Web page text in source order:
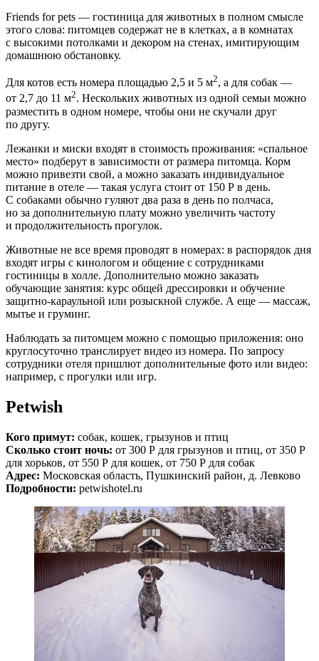
Friends for pets — гостиница для животных в полном смысле
этого слова: питомцев содержат не в клетках, а в комнатах
с высокими потолками и декором на стенах, имитирующим
домашнюю обстановку.
Для котов есть номера площадью 2,5 и 5 м2, а для собак —
от 2,7 до 11 м2. Нескольких животных из одной семьи можно
разместить в одном номере, чтобы они не скучали друг
по другу.
Лежанки и миски входят в стоимость проживания: «спальное
место» подберут в зависимости от размера питомца. Корм
можно привезти свой, а можно заказать индивидуальное
питание в отеле — такая услуга стоит от 150 Р в день.
С собаками обычно гуляют два раза в день по полчаса,
но за дополнительную плату можно увеличить частоту
и продолжительность прогулок.
Животные не все время проводят в номерах: в распорядок дня
входят игры с кинологом и общение с сотрудниками
гостиницы в холле. Дополнительно можно заказать
обучающие занятия: курс общей дрессировки и обучение
защитно-караульной или розыскной службе. А еще — массаж,
мытье и груминг.
Наблюдать за питомцем можно с помощью приложения: оно
круглосуточно транслирует видео из номера. По запросу
сотрудники отеля пришлют дополнительные фото или видео:
например, с прогулки или игр.
Petwish
Кого примут: собак, кошек, грызунов и птиц
Сколько стоит ночь: от 300 Р для грызунов и птиц, от 350 Р
для хорьков, от 550 Р для кошек, от 750 Р для собак
Адрес: Московская область, Пушкинский район, д. Левково
Подробности: petwishotel.ru